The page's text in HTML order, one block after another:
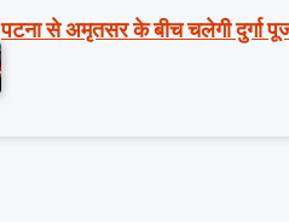
पटना से अमृतसर के बीच चलेगी दुर्गा